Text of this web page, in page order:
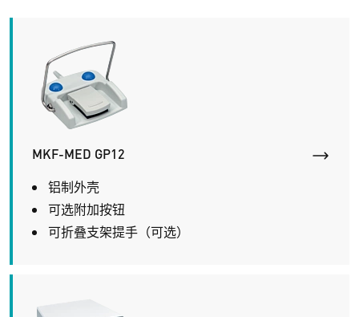
MKF-MED GP12
铝制外壳
可选附加按钮
可折叠支架提手（可选）